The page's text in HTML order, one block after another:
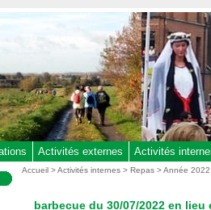
Activités externes Activités
Vous
Accueil >Activités internes >Repas >Année 2022
barbecue du 30/07/2022 en